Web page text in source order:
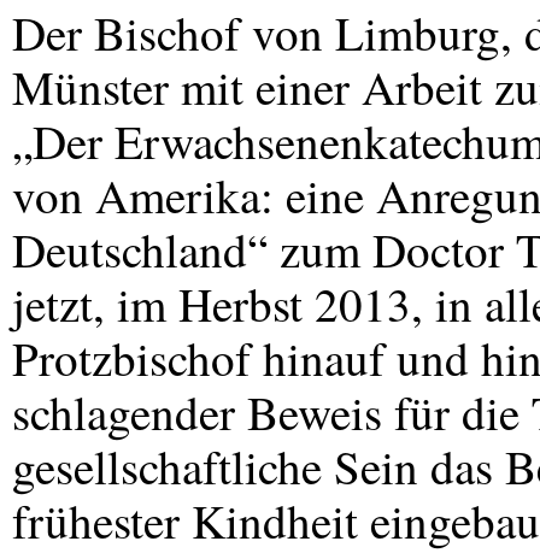
Der Bischof von Limburg,
Münster mit einer Arbeit
„Der
von Amerika: eine
Deutschland“ zum Doctor
jetzt, im Herbst 2013, in
Protzbischof hinauf und
schlagender Beweis für die
gesellschaftliche Sein das
frühester Kindheit